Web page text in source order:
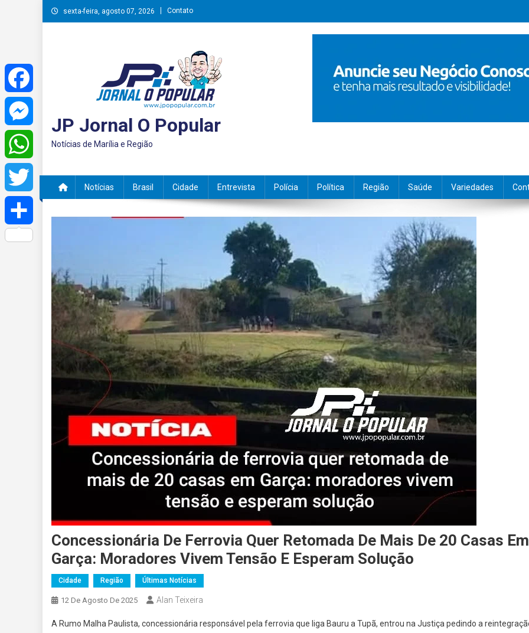
Skip
to
sexta-feira, agosto 07, 2026 Contato
JP Jornal O Popular
Notícias de Marília e Região
Notícias Brasil Cidade Entrevista Polícia Política Região Saúde Variedades
Concessionária De Ferrovia Quer Retomada De Mais De 20 Casas Em
Garça: Moradores Vivem Tensão E Esperam Solução
Cidade Região Últimas Notícias
12 De Agosto De 2025 Alan Teixeira
A Rumo Malha Paulista, concessionária responsável pela ferrovia que liga Bauru a Tupã, entrou na Justiça pedindo a
Facebook
Messenger
WhatsApp
Twitter
Share